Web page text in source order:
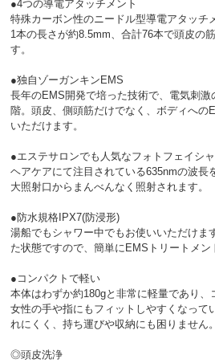
●4つの導電アタッチメント
特殊カーボン性のニードル型導電アタッチ
1本の長さが約8.5mm、合計76本で頭皮の
す。
●独自ゾーガンキンEMS
長年のEMS開発で培った技術で、電気刺
階。頭皮、側頭筋だけでなく、ボディへの
いただけます。
●エステサロンでも人気なフォトフェイシ
ヘアケアにて注目されている635nmの波長
大照射口からまんべんなく照射されます。
●防水規格IPX7(防浸形)
湯船でもシャワー中でもお使いいただけま
た状態ですので、簡単にEMSトリートメン
●コンパクトで軽い
本体はわずか約180gと非常に軽量であり
女性の手や指にもフィットしやすくなって
れにくく、持ち運びや収納にも困りません。
◎頭皮洗浄